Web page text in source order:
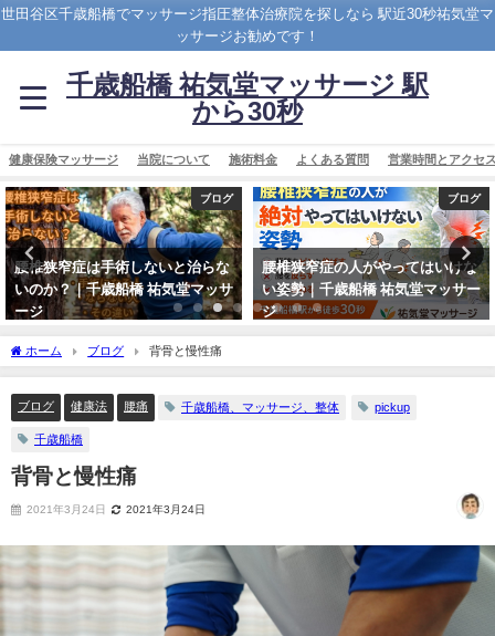
世田谷区千歳船橋でマッサージ指圧整体治療院を探しなら 駅近30秒祐気堂マ
ッサージお勧めです！
千歳船橋 祐気堂マッサージ 駅
から30秒
健康保険マッサージ 当院について 施術料金 よくある質問 営業時間とアクセ
ブログ
腰椎狭窄症の人がやってはいけな
い姿勢｜千歳船橋 祐気堂マッサー
ジ
ビタミン療法
糖尿病は長寿体質
2024年6月27日
ホーム ブログ 背骨と慢性痛
ブログ 健康法 腰痛 千歳船橋、マッサージ、整体 pickup
千歳船橋
背骨と慢性痛
2021年3月24日 2021年3月24日